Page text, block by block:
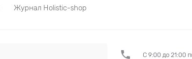
Журнал Holistic-shop
С 9:00 до 21:00